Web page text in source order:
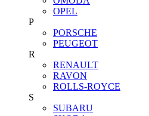
OPEL
P
PORSCHE
PEUGEOT
R
RENAULT
RAVON
ROLLS-ROYCE
S
SUBARU